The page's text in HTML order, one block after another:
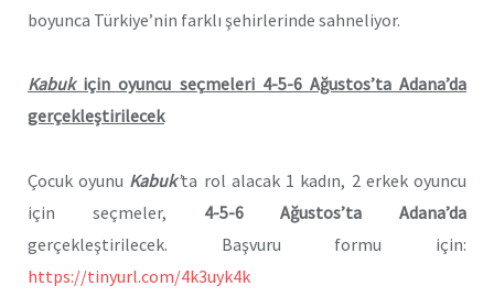
boyunca Türkiye’nin farklı şehirlerinde sahneliyor.
Kabukiçin oyuncu seçmeleri 4-5-6 Ağustos’ta Adana’da
gerçekleştirilecek
Çocuk oyunu Kabuk’ta rol alacak 1 kadın, 2 erkek oyuncu
için seçmeler, 4-5-6 Ağustos’ta Adana’da
gerçekleştirilecek. Başvuru formu için:
https://tinyurl.com/4k3uyk4k